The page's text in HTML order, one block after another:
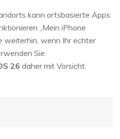
kann ortsbasierte Apps
„Mein iPhone
weiterhin, wenn Ihr echter
Sie
26 daher mit Vorsicht.